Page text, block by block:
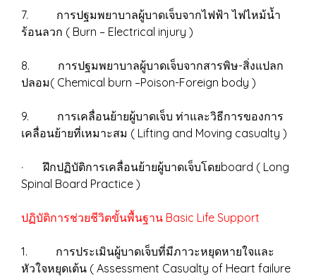
7. การปฐมพยาบาลผู้บาดเจ็บจากไฟฟ้า ไฟไหม้น้ำ
ร้อนลวก ( Burn – Electrical injury )
8. การปฐมพยาบาลผู้บาดเจ็บจากสารพิษ-สิ่งแปลก
ปลอม( Chemical burn –Poison-Foreign body )
9. การเคลื่อนย้ายผู้บาดเจ็บ ท่าและวิธีการของการ
เคลื่อนย้ายที่เหมาะสม ( Lifting and Moving casualty )
· ฝึกปฏิบัติการเคลื่อนย้ายผู้บาดเจ็บโดยboard ( Long
Spinal Board Practice )
ปฏิบัติการช่วยชีวิตขั้นพื้นฐาน Basic Life Support
1. การประเมินผู้บาดเจ็บที่มีภาวะหยุดหายใจและ
หัวใจหยุดเต้น ( Assessment Casualty of Heart failure